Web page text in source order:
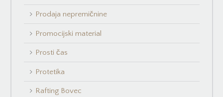
Prodaja nepremičnine
Promocijski material
Prosti čas
Protetika
Rafting Bovec